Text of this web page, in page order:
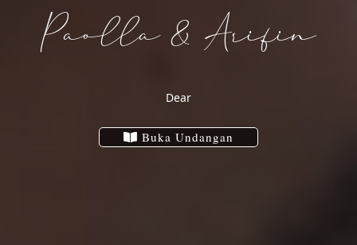
Paolla
&
Paolla & Arifin
Dear
Buka Undangan